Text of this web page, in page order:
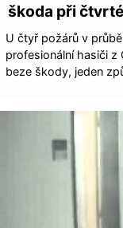
škoda při
U čtyř požárů v
profesionální hasiči z
beze škody, jeden